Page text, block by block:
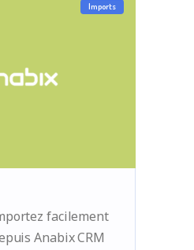
Imports
facilement
Anabix CRM